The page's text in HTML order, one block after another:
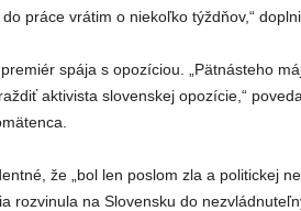
práce vrátim o niekoľko týždňov,“
spája s opozíciou. „Pätnásteho
aktivista slovenskej opozície,“
že „bol len poslom zla a politickej
rozvinula na Slovensku do